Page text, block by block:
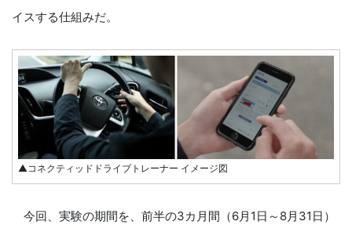
イスする仕組みだ。
▲コネクティッドドライブトレーナー イメージ図
今回、実験の期間を、前半の3カ月間（6月1日～8月31日）